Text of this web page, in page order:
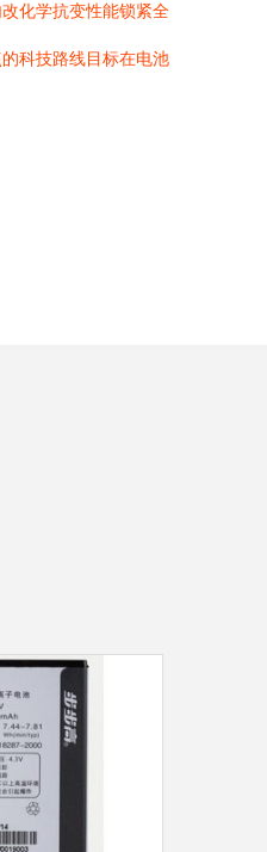
化学抗变性能锁紧全
科技路线目标在电池